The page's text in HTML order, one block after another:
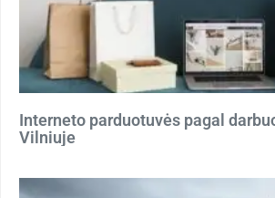
Interneto parduotuvės pagal
Vilniuje